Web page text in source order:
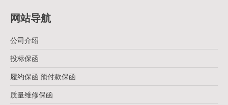
网站导航
公司介绍
投标保函
履约保函 预付款保函
质量维修保函